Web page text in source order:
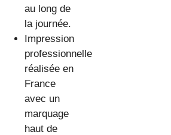
au long de
la journée.
Impression
professionnelle
réalisée en
France
avec un
marquage
haut de